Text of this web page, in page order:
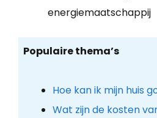
energiemaatschappij
Populaire thema’s
Hoe kan ik mijn huis
Wat zijn de kosten